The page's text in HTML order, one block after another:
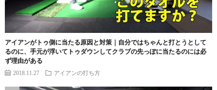
アイアンがトゥ側に当たる原因と対策｜自分ではちゃんと打とうとして
るのに、手元が浮いてトゥダウンしてクラブの先っぽに当たるのには必
ず理由がある
2018.11.27 アイアンの打ち方